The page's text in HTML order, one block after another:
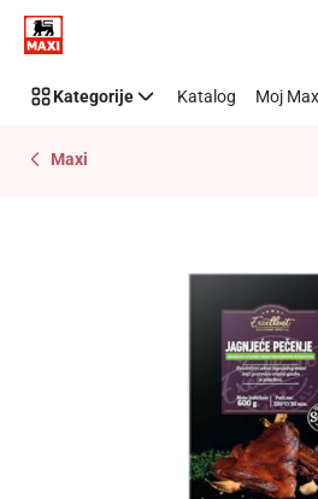
Preskoči link
Kategorije Katalog Moj
Maxi